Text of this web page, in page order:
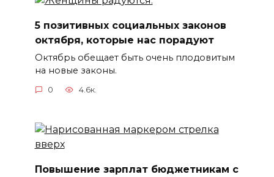
5 позитивных социальных законов
октября, которые нас порадуют
Октябрь обещает быть очень плодовитым
на новые законы.
0 4.6к.
Повышение зарплат бюджетникам с